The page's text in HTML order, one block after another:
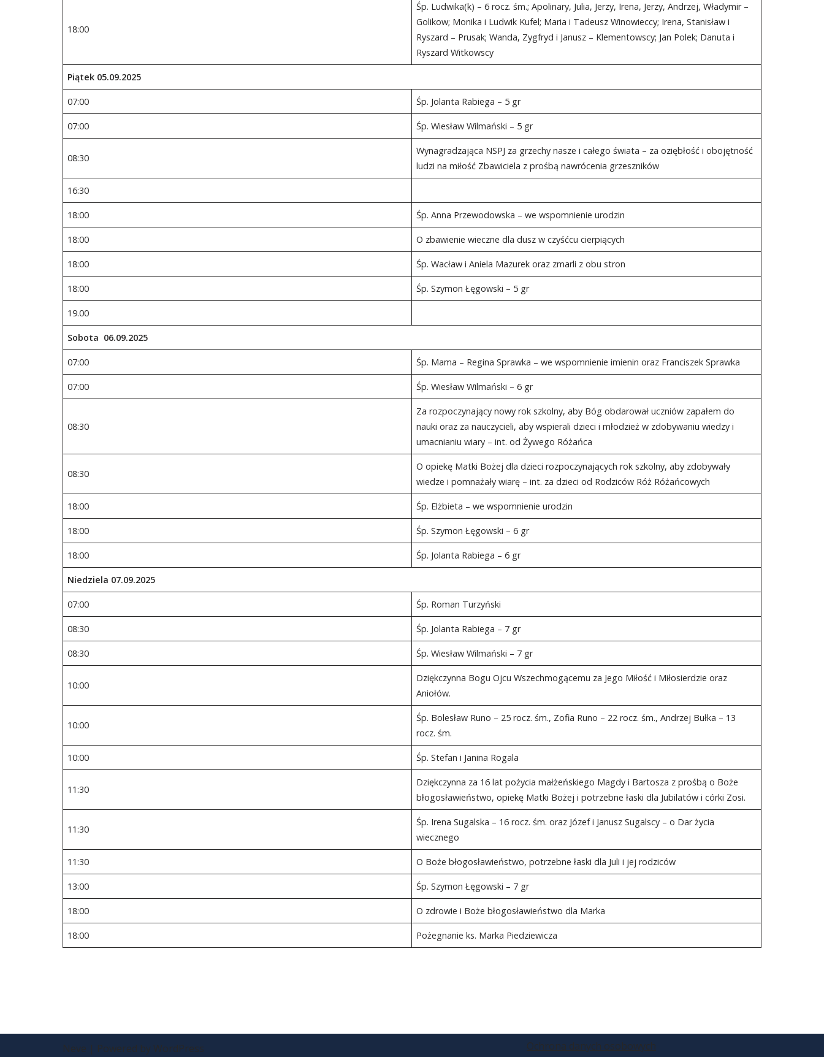
18:00
Śp. Ludwika(k) – 6 rocz. śm.; Apolinary, Julia, Jerzy, Irena, Jerzy, Andrzej, Władymir –
Golikow; Monika i Ludwik Kufel; Maria i Tadeusz Winowieccy; Irena, Stanisław i
Ryszard – Prusak; Wanda, Zygfryd i Janusz – Klementowscy; Jan Polek; Danuta i
Ryszard Witkowscy
Piątek 05.09.2025
07:00 Śp. Jolanta Rabiega – 5 gr
07:00 Śp. Wiesław Wilmański – 5 gr
08:30
Wynagradzająca NSPJ za grzechy nasze i całego świata – za oziębłość i obojętność
ludzi na miłość Zbawiciela z prośbą nawrócenia grzeszników
16:30
18:00 Śp. Anna Przewodowska – we wspomnienie urodzin
18:00 O zbawienie wieczne dla dusz w czyśćcu cierpiących
18:00 Śp. Wacław i Aniela Mazurek oraz zmarli z obu stron
18:00 Śp. Szymon Łęgowski – 5 gr
19.00
Sobota 06.09.2025
07:00 Śp. Mama – Regina Sprawka – we wspomnienie imienin oraz Franciszek Sprawka
07:00 Śp. Wiesław Wilmański – 6 gr
08:30
Za rozpoczynający nowy rok szkolny, aby Bóg obdarował uczniów zapałem do
nauki oraz za nauczycieli, aby wspierali dzieci i młodzież w zdobywaniu wiedzy i
umacnianiu wiary – int. od Żywego Różańca
08:30
O opiekę Matki Bożej dla dzieci rozpoczynających rok szkolny, aby zdobywały
wiedze i pomnażały wiarę – int. za dzieci od Rodziców Róż Różańcowych
18:00 Śp. Elżbieta – we wspomnienie urodzin
18:00 Śp. Szymon Łęgowski – 6 gr
18:00 Śp. Jolanta Rabiega – 6 gr
Niedziela 07.09.2025
07:00 Śp. Roman Turzyński
08:30 Śp. Jolanta Rabiega – 7 gr
08:30 Śp. Wiesław Wilmański – 7 gr
10:00
Dziękczynna Bogu Ojcu Wszechmogącemu za Jego Miłość i Miłosierdzie oraz
Aniołów.
10:00
Śp. Bolesław Runo – 25 rocz. śm., Zofia Runo – 22 rocz. śm., Andrzej Bułka – 13
rocz. śm.
10:00 Śp. Stefan i Janina Rogala
11:30
Dziękczynna za 16 lat pożycia małżeńskiego Magdy i Bartosza z prośbą o Boże
błogosławieństwo, opiekę Matki Bożej i potrzebne łaski dla Jubilatów i córki Zosi.
11:30
Śp. Irena Sugalska – 16 rocz. śm. oraz Józef i Janusz Sugalscy – o Dar życia
wiecznego
11:30 O Boże błogosławieństwo, potrzebne łaski dla Juli i jej rodziców
13:00 Śp. Szymon Łęgowski – 7 gr
18:00 O zdrowie i Boże błogosławieństwo dla Marka
18:00 Pożegnanie ks. Marka Piedziewicza
Neve | Powered by WordPress Ochrona danych osobowych